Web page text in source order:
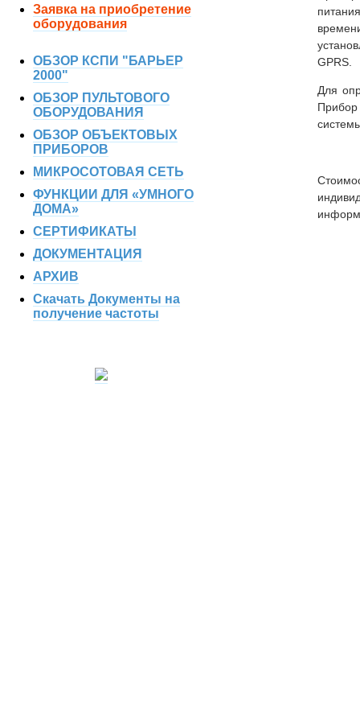
Заявка на приобретение
оборудования
ОБЗОР КСПИ "БАРЬЕР
2000"
ОБЗОР ПУЛЬТОВОГО
ОБОРУДОВАНИЯ
ОБЗОР ОБЪЕКТОВЫХ
ПРИБОРОВ
МИКРОСОТОВАЯ СЕТЬ
ФУНКЦИИ ДЛЯ «УМНОГО
ДОМА»
СЕРТИФИКАТЫ
ДОКУМЕНТАЦИЯ
АРХИВ
Скачать Документы на
получение частоты
GPRS.
Для